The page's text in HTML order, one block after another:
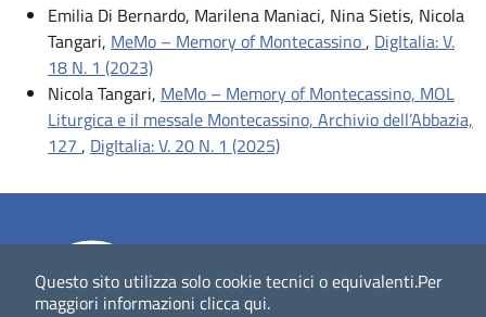
Questo sito utilizza solo cookie tecnici o equivalenti.Per
maggiori informazioni clicca qui.
Emilia Di Bernardo, Marilena Maniaci, Nina Sietis, Nicola
Tangari, MeMo – Memory of Montecassino, DigItalia: V.
18 N. 1 (2023)
Nicola Tangari, MeMo – Memory of Montecassino, MOL
Liturgica e il messale Montecassino, Archivio dell’Abbazia,
127 , DigItalia: V. 20 N. 1 (2025)